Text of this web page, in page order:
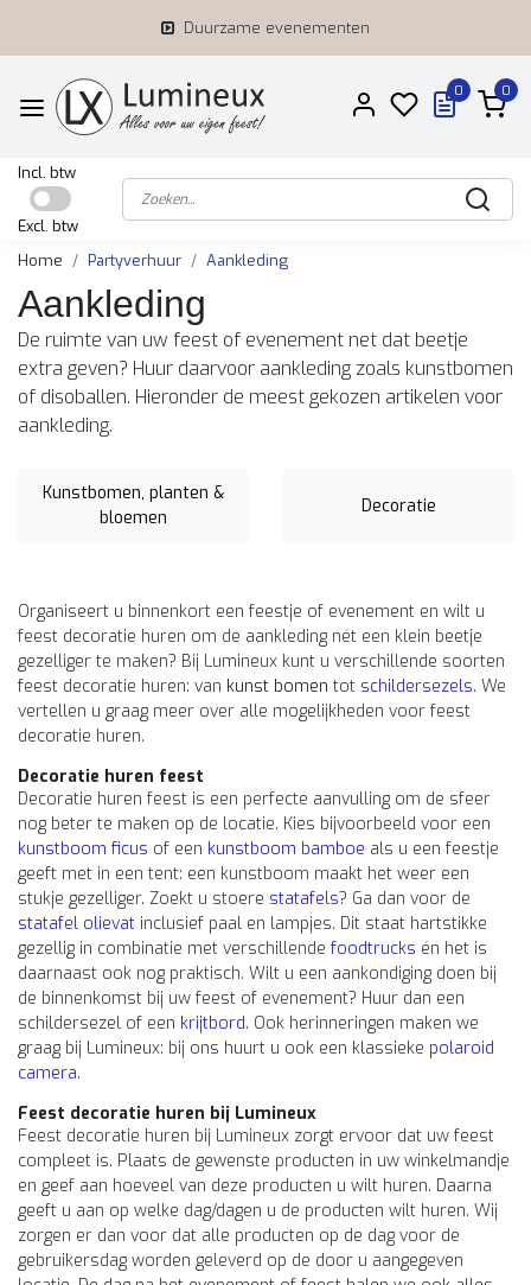
Duurzame evenementen
0 0
Incl. btw
Excl. btw
Home
Partyverhuur Aankleding
Aankleding
De ruimte van uw feest of evenement net dat beetje
extra geven? Huur daarvoor aankleding zoals kunstbomen
of disoballen. Hieronder de meest gekozen artikelen voor
aankleding.
Kunstbomen, planten &
bloemen
Decoratie
Organiseert u binnenkort een feestje of evenement en wilt u
feest decoratie huren om de aankleding nét een klein beetje
gezelliger te maken? Bij Lumineux kunt u verschillende soorten
feest decoratie huren: van kunst bomen tot schildersezels. We
vertellen u graag meer over alle mogelijkheden voor feest
decoratie huren.
Decoratie huren feest
Decoratie huren feest is een perfecte aanvulling om de sfeer
nog beter te maken op de locatie. Kies bijvoorbeeld voor een
kunstboom ficus of een kunstboom bamboe als u een feestje
geeft met in een tent: een kunstboom maakt het weer een
stukje gezelliger. Zoekt u stoere statafels? Ga dan voor de
statafel olievat inclusief paal en lampjes. Dit staat hartstikke
gezellig in combinatie met verschillende foodtrucks én het is
daarnaast ook nog praktisch. Wilt u een aankondiging doen bij
de binnenkomst bij uw feest of evenement? Huur dan een
schildersezel of een krijtbord. Ook herinneringen maken we
graag bij Lumineux: bij ons huurt u ook een klassieke polaroid
camera.
Feest decoratie huren bij Lumineux
Feest decoratie huren bij Lumineux zorgt ervoor dat uw feest
compleet is. Plaats de gewenste producten in uw winkelmandje
en geef aan hoeveel van deze producten u wilt huren. Daarna
geeft u aan op welke dag/dagen u de producten wilt huren. Wij
zorgen er dan voor dat alle producten op de dag voor de
gebruikersdag worden geleverd op de door u aangegeven